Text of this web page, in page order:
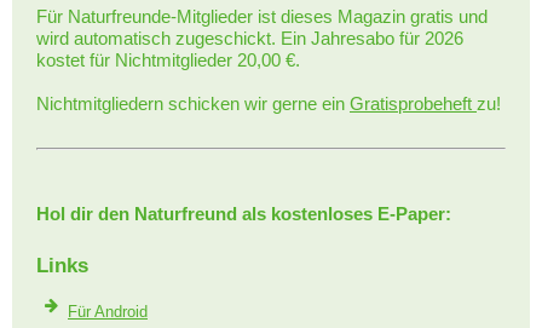
Für Naturfreunde-Mitglieder ist dieses Magazin gratis und
wird automatisch zugeschickt. Ein Jahresabo für 2026
kostet für Nichtmitglieder 20,00 €.
Nichtmitgliedern schicken wir gerne ein Gratisprobeheft zu!
Hol dir den Naturfreund als kostenloses E-Paper:
Links
Für Android